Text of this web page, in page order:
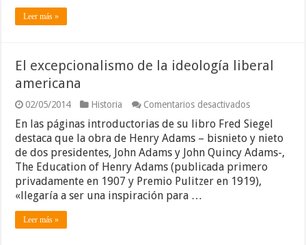
Leer más »
El excepcionalismo de la ideología liberal
americana
02/05/2014 Historia Comentarios desactivadosen
de
la
ideología
liberal
americana
En las páginas introductorias de su libro Fred Siegel
destaca que la obra de Henry Adams – bisnieto y nieto
de dos presidentes, John Adams y John Quincy Adams-,
The Education of Henry Adams (publicada primero
privadamente en 1907 y Premio Pulitzer en 1919),
«llegaría a ser una inspiración para …
Leer más »